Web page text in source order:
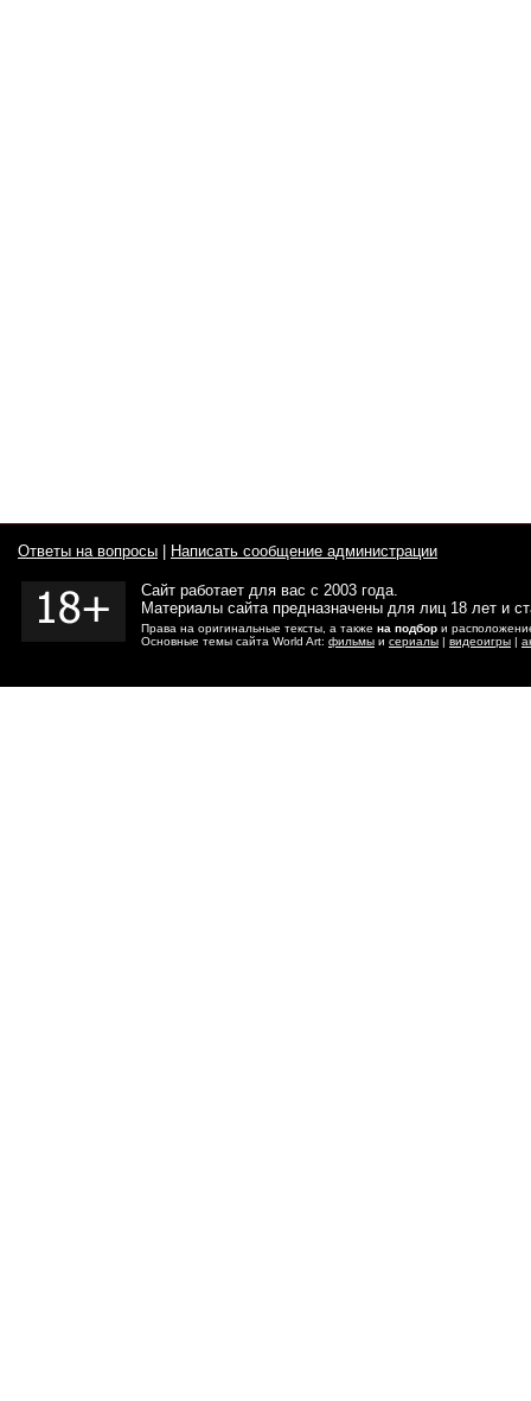
Ответы на вопросы Написать сообщение администрации
Сайт работает для вас с 2003 года.
Материалы сайта предназначены для лиц 18 лет и
Права на оригинальные тексты, а также на подбор и
Основные темы сайта World Art: фильмы и сериалы | видеоигры |